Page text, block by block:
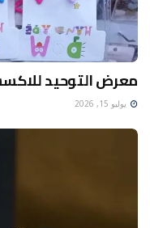
معرض التوحيد
يوليو 15, 2026